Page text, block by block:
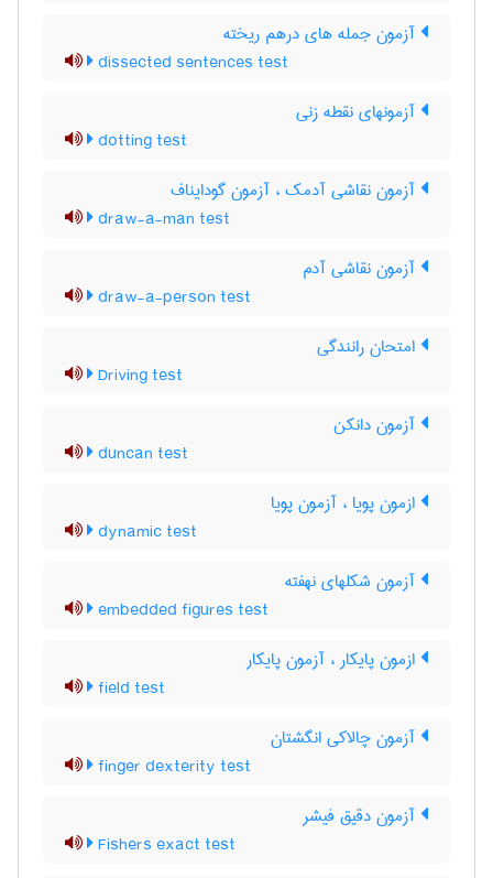
آزمون جمله های درهم ریخته
dissected sentences test
آزمونهای نقطه زنی
dotting test
آزمون نقاشی آدمک ، آزمون گودایناف
draw-a-man test
آزمون نقاشی آدم
draw-a-person test
امتحان رانندگی
Driving test
آزمون دانکن
duncan test
ازمون پویا ، آزمون پویا
dynamic test
آزمون شکلهای نهفته
embedded figures test
ازمون پایکار ، آزمون پایکار
field test
آزمون چالاکی انگشتان
finger dexterity test
آزمون دقیق فیشر
Fishers exact test